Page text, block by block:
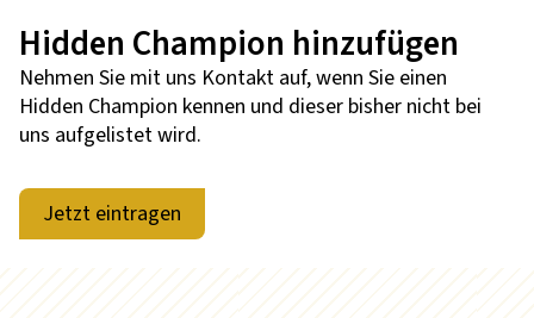
Hidden Champion hinzufügen
Nehmen Sie mit uns Kontakt auf, wenn Sie einen
Hidden Champion kennen und dieser bisher nicht bei
uns aufgelistet wird.
Jetzt eintragen